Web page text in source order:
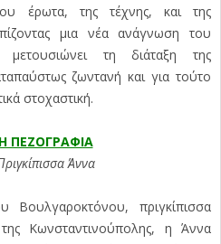
έρωτα, της τέχνης, και της
μια νέα ανάγνωση του
τη διάταξη της
ζωντανή και για τούτο
στοχαστική.
ΠΕΖΟΓΡΑΦΙΑ
Άννα
πριγκίπισσα
Κωνσταντινούπολης, η Άννα